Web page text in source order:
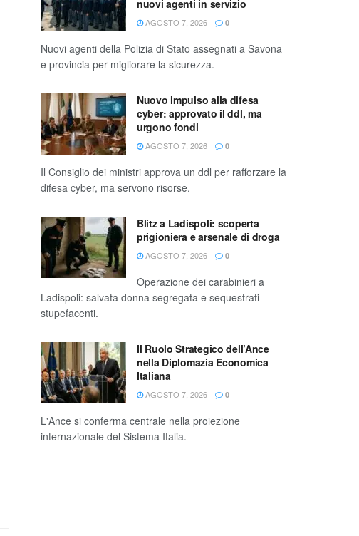
nuovi agenti in servizio
AGOSTO 7, 2026 0
Nuovi agenti della Polizia di Stato assegnati a Savona
e provincia per migliorare la sicurezza.
Nuovo impulso alla difesa
cyber: approvato il ddl, ma
urgono fondi
AGOSTO 7, 2026 0
Il Consiglio dei ministri approva un ddl per rafforzare la
difesa cyber, ma servono risorse.
Blitz a Ladispoli: scoperta
prigioniera e arsenale di droga
AGOSTO 7, 2026 0
Operazione dei carabinieri a
Ladispoli: salvata donna segregata e sequestrati
stupefacenti.
Il Ruolo Strategico dell’Ance
nella Diplomazia Economica
Italiana
AGOSTO 7, 2026 0
L'Ance si conferma centrale nella proiezione
internazionale del Sistema Italia.